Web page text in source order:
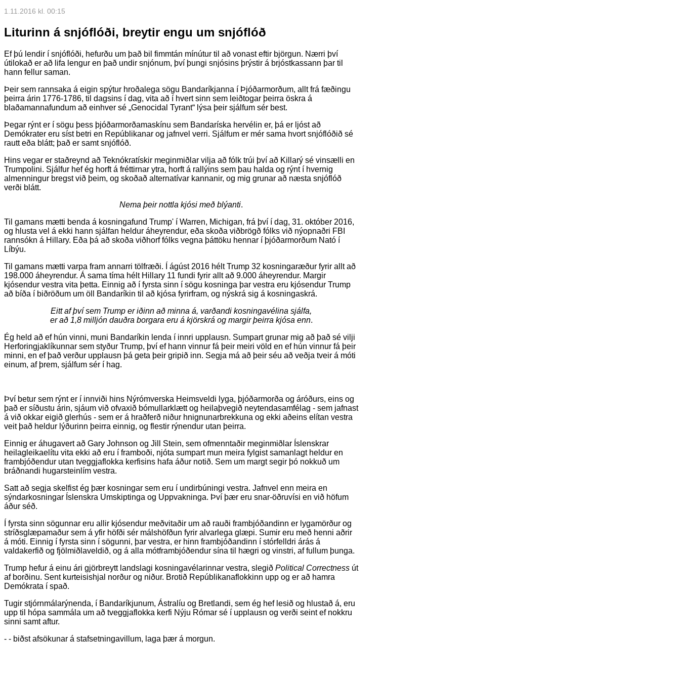
1.11.2016 kl. 00:15
Liturinn á snjóflóði, breytir engu um snjóflóð
Ef þú lendir í snjóflóði, hefurðu um það bil fimmtán mínútur til að vonast eftir björgun. Nærri því
útilokað er að lifa lengur en það undir snjónum, því þungi snjósins þrýstir á brjóstkassann þar til
hann fellur saman.
Þeir sem rannsaka á eigin spýtur hroðalega sögu Bandaríkjanna í Þjóðarmorðum, allt frá fæðingu
þeirra árin 1776-1786, til dagsins í dag, vita að í hvert sinn sem leiðtogar þeirra öskra á
blaðamannafundum að einhver sé „Genocidal Tyrant“ lýsa þeir sjálfum sér best.
Þegar rýnt er í sögu þess þjóðarmorðamaskínu sem Bandaríska hervélin er, þá er ljóst að
Demókrater eru síst betri en Repúblikanar og jafnvel verri. Sjálfum er mér sama hvort snjóflóðið sé
rautt eða blátt; það er samt snjóflóð.
Hins vegar er staðreynd að Teknókratískir meginmiðlar vilja að fólk trúi því að Killarý sé vinsælli en
Trumpolini. Sjálfur hef ég horft á fréttirnar ytra, horft á rallýins sem þau halda og rýnt í hvernig
almenningur bregst við þeim, og skoðað alternatívar kannanir, og mig grunar að næsta snjóflóð
verði blátt.
Nema þeir nottla kjósi með blýanti.
Til gamans mætti benda á kosningafund Trump' í Warren, Michigan, frá því í dag, 31. október 2016,
og hlusta vel á ekki hann sjálfan heldur áheyrendur, eða skoða viðbrögð fólks við nýopnaðri FBI
rannsókn á Hillary. Eða þá að skoða viðhorf fólks vegna þáttöku hennar í þjóðarmorðum Nató í
Líbýu.
Til gamans mætti varpa fram annarri tölfræði. Í ágúst 2016 hélt Trump 32 kosningaræður fyrir allt að
198.000 áheyrendur. Á sama tíma hélt Hillary 11 fundi fyrir allt að 9.000 áheyrendur. Margir
kjósendur vestra vita þetta. Einnig að í fyrsta sinn í sögu kosninga þar vestra eru kjósendur Trump
að bíða í biðröðum um öll Bandaríkin til að kjósa fyrirfram, og nýskrá sig á kosningaskrá.
Eitt af því sem Trump er iðinn að minna á, varðandi kosningavélina sjálfa,
er að 1,8 milljón dauðra borgara eru á kjörskrá og margir þeirra kjósa enn.
Ég held að ef hún vinni, muni Bandaríkin lenda í innri upplausn. Sumpart grunar mig að það sé vilji
Herforingjaklíkunnar sem styður Trump, því ef hann vinnur fá þeir meiri völd en ef hún vinnur fá þeir
minni, en ef það verður upplausn þá geta þeir gripið inn. Segja má að þeir séu að veðja tveir á móti
einum, af þrem, sjálfum sér í hag.
Því betur sem rýnt er í innviði hins Nýrómverska Heimsveldi lyga, þjóðarmorða og áróðurs, eins og
það er síðustu árin, sjáum við ofvaxið bómullarklætt og heilaþvegið neytendasamfélag - sem jafnast
á við okkar eigið glerhús - sem er á hraðferð niður hnignunarbrekkuna og ekki aðeins elítan vestra
veit það heldur lýðurinn þeirra einnig, og flestir rýnendur utan þeirra.
Einnig er áhugavert að Gary Johnson og Jill Stein, sem ofmenntaðir meginmiðlar Íslenskrar
heilagleikaelítu vita ekki að eru í framboði, njóta sumpart mun meira fylgist samanlagt heldur en
frambjóðendur utan tveggjaflokka kerfisins hafa áður notið. Sem um margt segir þó nokkuð um
bráðnandi hugarsteinlím vestra.
Satt að segja skelfist ég þær kosningar sem eru í undirbúningi vestra. Jafnvel enn meira en
sýndarkosningar Íslenskra Umskiptinga og Uppvakninga. Því þær eru snar-öðruvísi en við höfum
áður séð.
Í fyrsta sinn sögunnar eru allir kjósendur meðvitaðir um að rauði frambjóðandinn er lygamörður og
stríðsglæpamaður sem á yfir höfði sér málshöfðun fyrir alvarlega glæpi. Sumir eru með henni aðrir
á móti. Einnig í fyrsta sinn í sögunni, þar vestra, er hinn frambjóðandinn í stórfelldri árás á
valdakerfið og fjölmiðlaveldið, og á alla mótframbjóðendur sína til hægri og vinstri, af fullum þunga.
Trump hefur á einu ári gjörbreytt landslagi kosningavélarinnar vestra, slegið Political Correctness út
af borðinu. Sent kurteisishjal norður og niður. Brotið Repúblikanaflokkinn upp og er að hamra
Demókrata í spað.
Tugir stjórnmálarýnenda, í Bandaríkjunum, Ástralíu og Bretlandi, sem ég hef lesið og hlustað á, eru
upp til hópa sammála um að tveggjaflokka kerfi Nýju Rómar sé í upplausn og verði seint ef nokkru
sinni samt aftur.
- - biðst afsökunar á stafsetningavillum, laga þær á morgun.